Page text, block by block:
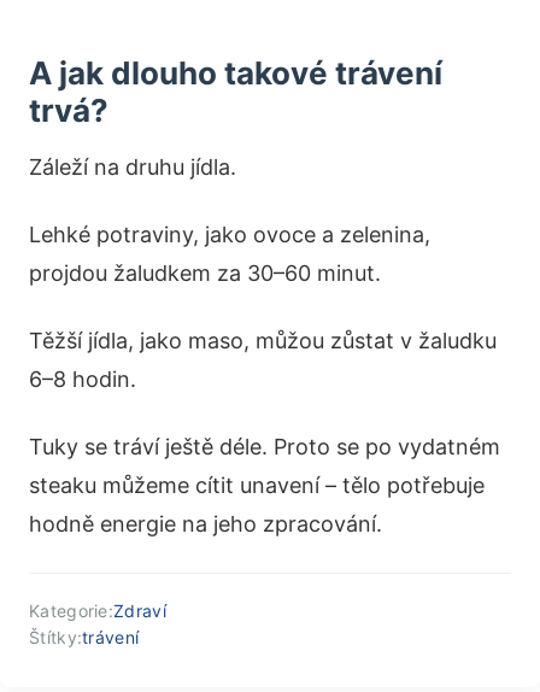
A jak dlouho takové trávení
trvá?
Záleží na druhu jídla.
Lehké potraviny, jako ovoce a zelenina,
projdou žaludkem za 30–60 minut.
Těžší jídla, jako maso, můžou zůstat v žaludku
6–8 hodin.
Tuky se tráví ještě déle. Proto se po vydatném
steaku můžeme cítit unavení – tělo potřebuje
hodně energie na jeho zpracování.
Kategorie:Zdraví
Štítky:trávení